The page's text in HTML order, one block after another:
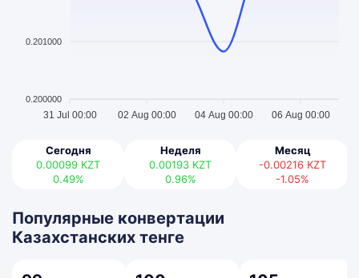
0.201000
0.200000
31 Jul 00:00 02 Aug 00:00 04 Aug 00:00 06 Aug 00:00
Сегодня
0.00099 KZT
0.49%
Неделя
0.00193 KZT
0.96%
Месяц
-0.00216 KZT
-1.05%
Популярные конвертации
Казахстанских тенге